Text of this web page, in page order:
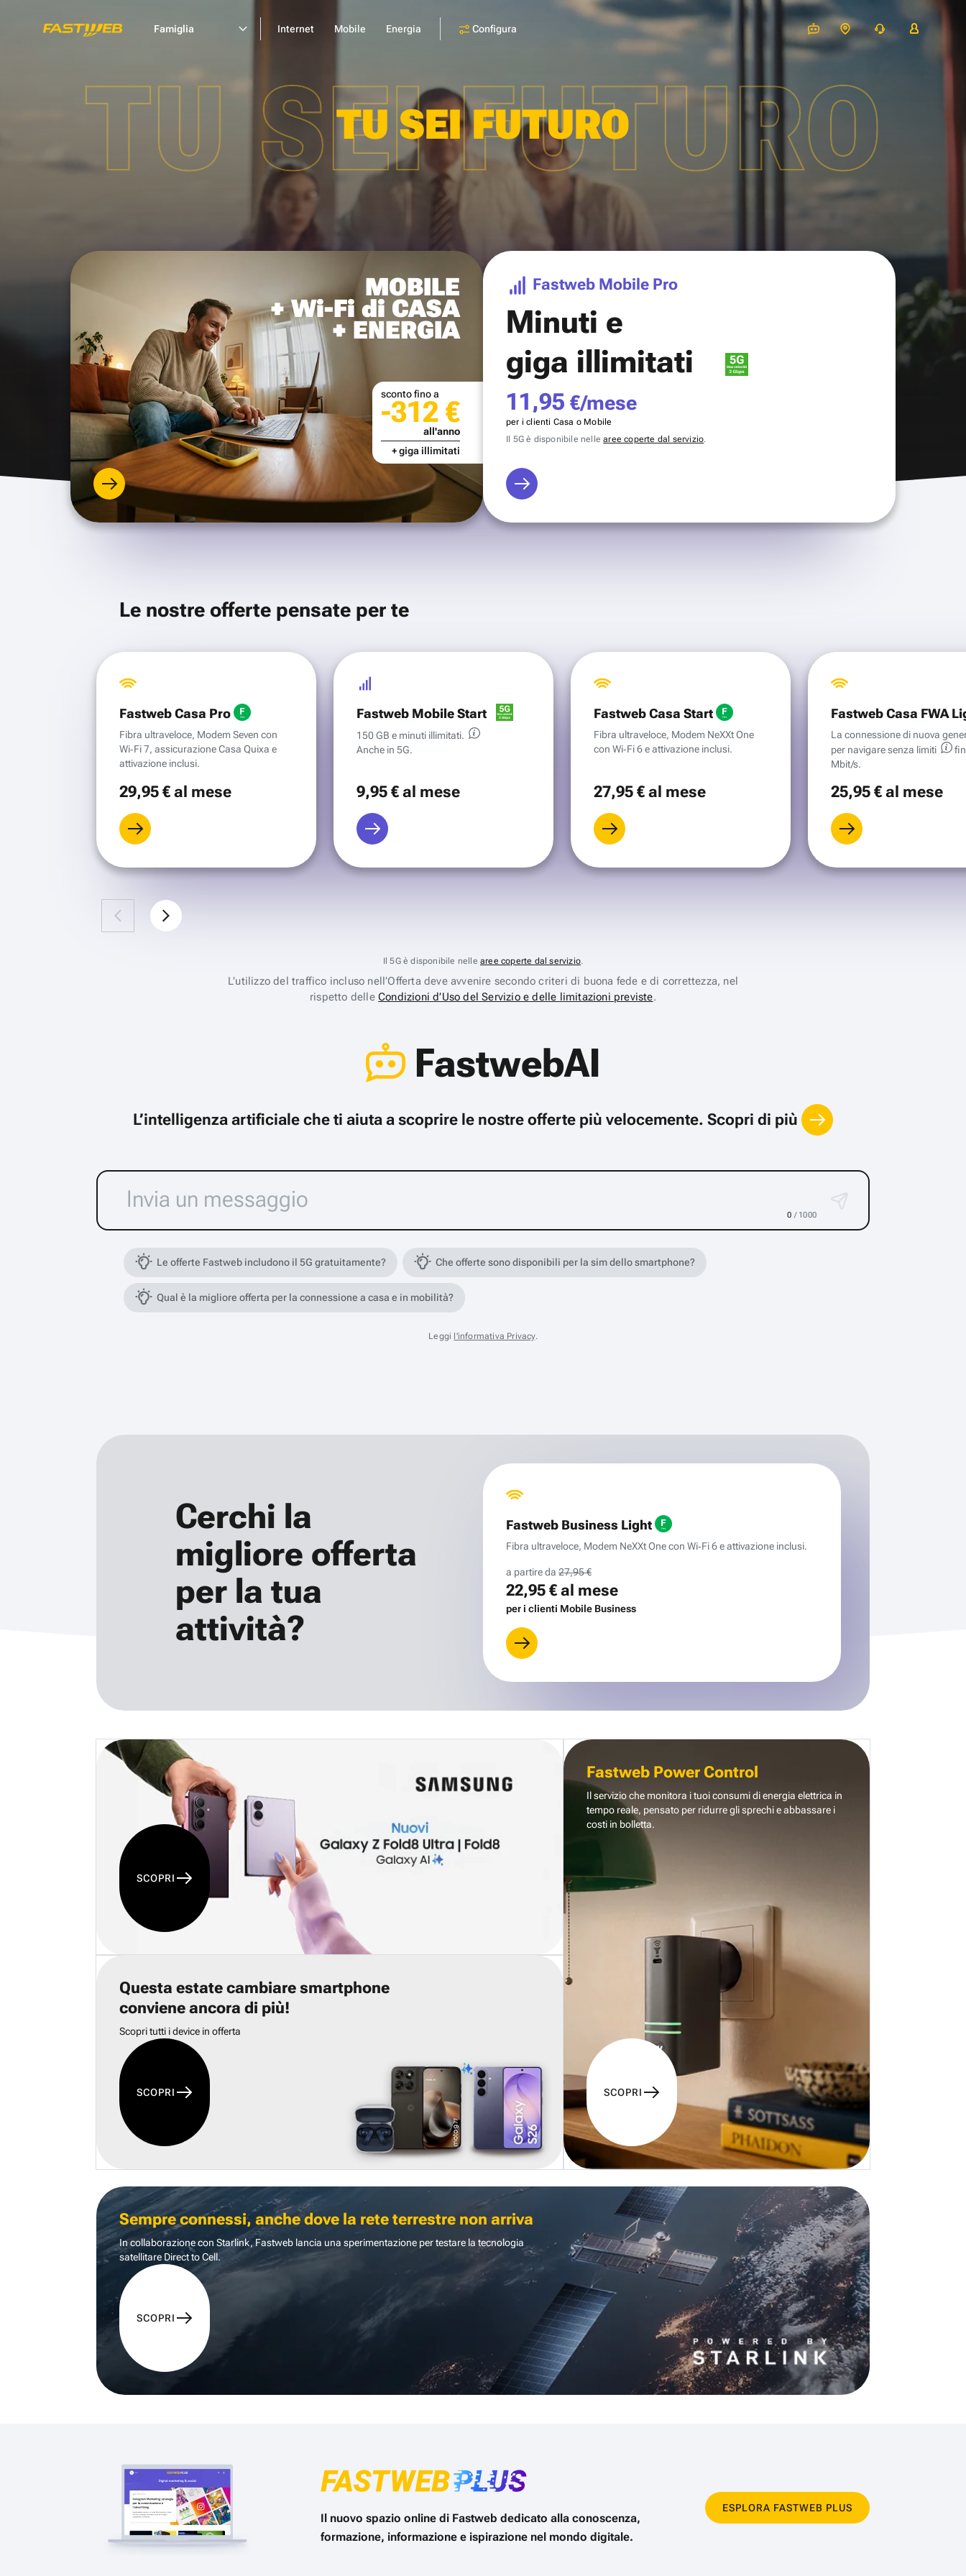
Famiglia Internet Mobile Energia Configura
TU SEI FUTURO
TU SEI FUTURO
MOBILE
+ Wi-Fi di CASA
+ ENERGIA
sconto fino a
-312 €
all'anno
+ giga illimitati
Fastweb Mobile Pro
Minuti e
giga illimitati
11,95 €/mese
per i clienti Casa o Mobile
Il 5G è disponibile nellearee coperte dal servizio.
Le nostre offerte pensate per te
Fastweb Casa Pro
Fibra ultraveloce, Modem Seven con
Wi‑Fi 7, assicurazione Casa Quixa e
attivazione inclusi.
29,95 €al mese
Fastweb Mobile Start
150 GB e minuti illimitati.
Anche in 5G.
9,95 €al mese
Fastweb Casa Start
Fibra ultraveloce, Modem NeXXt One
con Wi‑Fi 6 e attivazione inclusi.
27,95 €al mese
Fastweb Casa FWA
La connessione di nuova
per navigare senza limiti
Mbit/s.
25,95 €al mese
Il 5G è disponibile nelle aree coperte dal servizio.
L’utilizzo del traffico incluso nell’Offerta deve avvenire secondo criteri di buona fede e di correttezza, nel
rispetto delleCondizioni d’Uso del Servizio e delle limitazioni previste.
FastwebAI
L’intelligenza artificiale che ti aiuta a scoprire le nostre offerte più velocemente. Scopri di più
0 / 1000
Le offerte Fastweb includono il 5G gratuitamente? Che offerte sono disponibili per la sim dello smartphone?
Qual è la migliore offerta per la connessione a casa e in mobilità?
Leggi l'informativa Privacy.
Cerchi la
migliore offerta
per la tua
attività?
Fastweb Business Light
Fibra ultraveloce, Modem NeXXt One con Wi‑Fi 6 e attivazione inclusi.
a partire da 27,95 €
22,95 €al mese
per i clienti Mobile Business
SCOPRI
Questa estate cambiare smartphone
conviene ancora di più!
Scopri tutti i device in offerta
SCOPRI
Fastweb Power Control
Il servizio che monitora i tuoi consumi di energia elettrica in
tempo reale, pensato per ridurre gli sprechi e abbassare i
costi in bolletta.
SCOPRI
Sempre connessi, anche dove la rete terrestre non arriva
In collaborazione con Starlink, Fastweb lancia una sperimentazione per testare la tecnologia
satellitare Direct to Cell.
SCOPRI
Il nuovo spazio online di Fastweb dedicato alla conoscenza,
formazione, informazione e ispirazione nel mondo digitale.
ESPLORA FASTWEB PLUS